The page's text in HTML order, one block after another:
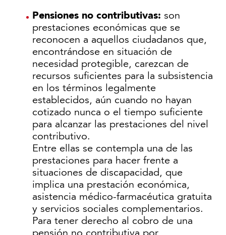
Pensiones no contributivas: son
prestaciones económicas que se
reconocen a aquellos ciudadanos que,
encontrándose en situación de
necesidad protegible, carezcan de
recursos suficientes para la subsistencia
en los términos legalmente
establecidos, aún cuando no hayan
cotizado nunca o el tiempo suficiente
para alcanzar las prestaciones del nivel
contributivo.
Entre ellas se contempla una de las
prestaciones para hacer frente a
situaciones de discapacidad, que
implica una prestación económica,
asistencia médico-farmacéutica gratuita
y servicios sociales complementarios.
Para tener derecho al cobro de una